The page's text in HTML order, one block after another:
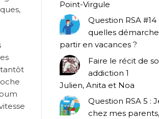
Point-Virgule
Question RSA #14 :
quelles
partir en vacances ?
Faire le récit de
addiction 1
Julien, Anita et Noa
Question RSA 5 :
chez mes